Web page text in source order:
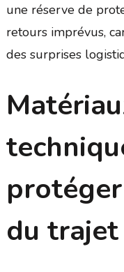
une réserve de
retours imprévus,
des surprises
du trajet